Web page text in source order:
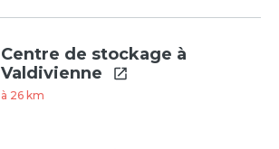
Centre de stockage à
Valdivienne
à 26 km